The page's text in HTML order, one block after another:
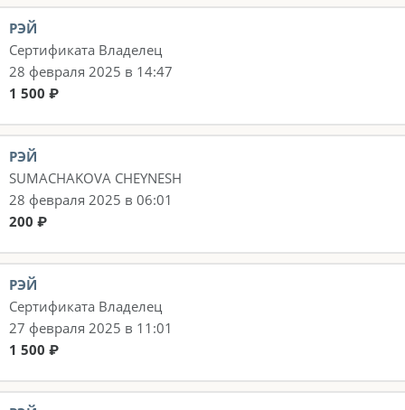
РЭЙ
Сертификата Владелец
28 февраля 2025 в 14:47
1 500 ₽
РЭЙ
SUMACHAKOVA CHEYNESH
28 февраля 2025 в 06:01
200 ₽
РЭЙ
Сертификата Владелец
27 февраля 2025 в 11:01
1 500 ₽